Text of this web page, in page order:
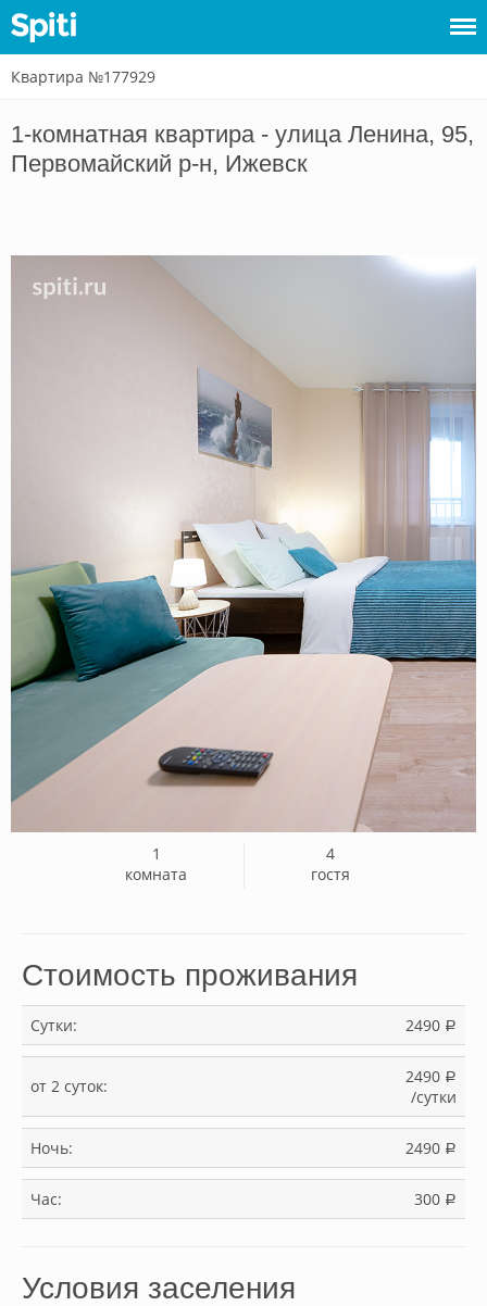
Войти
Сдать
Квартира №177929
1-комнатная квартира - улица Ленина, 95,
Первомайский р-н, Ижевск
1
комната
4
гостя
Стоимость проживания
Сутки: 2490 a
от 2 суток: 2490 a
/сутки
Ночь: 2490 a
Час: 300 a
Условия заселения